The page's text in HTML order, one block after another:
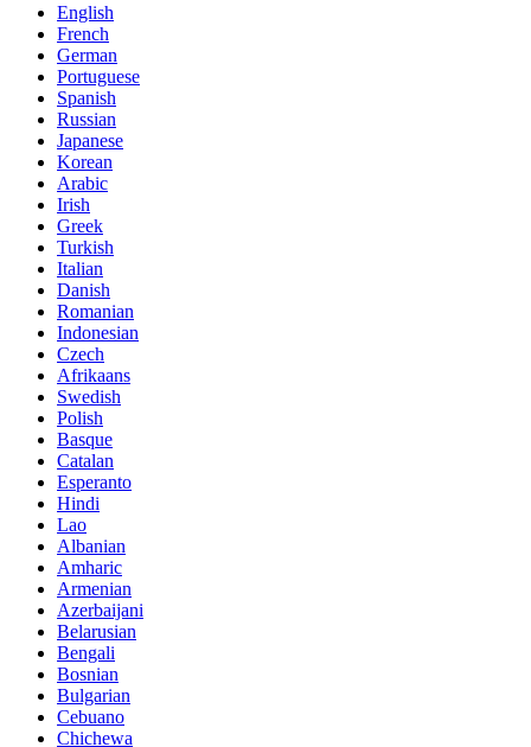
English
French
German
Portuguese
Spanish
Russian
Japanese
Korean
Arabic
Irish
Greek
Turkish
Italian
Danish
Romanian
Indonesian
Czech
Afrikaans
Swedish
Polish
Basque
Catalan
Esperanto
Hindi
Lao
Albanian
Amharic
Armenian
Azerbaijani
Belarusian
Bengali
Bosnian
Bulgarian
Cebuano
Chichewa